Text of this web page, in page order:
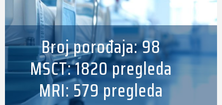
Broj porođaja: 98
MSCT: 1820 pregleda
MRI: 579 pregleda